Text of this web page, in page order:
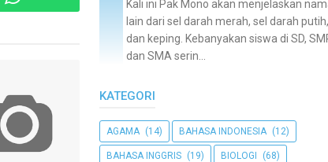
Kali ini Pak Mono akan menjelaskan
lain dari sel darah merah, sel darah putih,
dan keping. Kebanyakan siswa di SD,
dan SMA serin...
KATEGORI
AGAMA (14) BAHASA INDONESIA (12)
BAHASA INGGRIS (19) BIOLOGI (68)